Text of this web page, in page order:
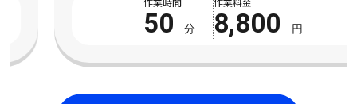
分 8,800 円